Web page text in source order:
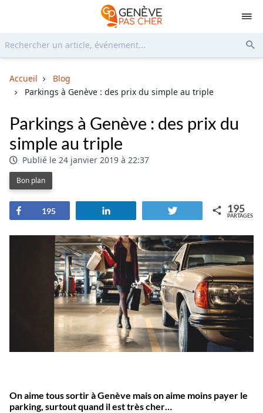
Accueil
Blog
Parkings à Genève : des prix du simple au triple
Parkings à Genève : des prix du
simple au triple
Publié le 24 janvier 2019 à 22:37
Bon plan
Partagez
195 Tweetez 195
PARTAGES
On aime tous sortir à Genève mais on aime moins payer le
parking, surtout quand il est très cher…